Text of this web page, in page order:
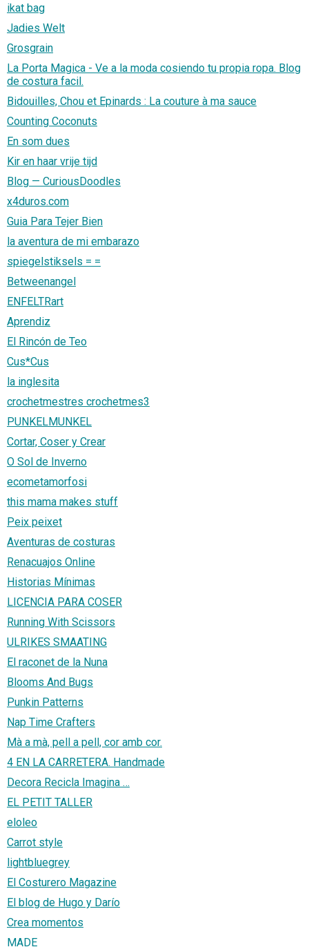
ikat bag
Jadies Welt
Grosgrain
La Porta Magica - Ve a la moda cosiendo tu propia ropa. Blog
de costura facil.
Bidouilles, Chou et Epinards : La couture à ma sauce
Counting Coconuts
En som dues
Kir en haar vrije tijd
Blog — CuriousDoodles
x4duros.com
Guia Para Tejer Bien
la aventura de mi embarazo
spiegelstiksels = =
Betweenangel
ENFELTRart
Aprendiz
El Rincón de Teo
Cus*Cus
la inglesita
crochetmestres crochetmes3
PUNKELMUNKEL
Cortar, Coser y Crear
O Sol de Inverno
ecometamorfosi
this mama makes stuff
Peix peixet
Aventuras de costuras
Renacuajos Online
Historias Mínimas
LICENCIA PARA COSER
Running With Scissors
ULRIKES SMAATING
El raconet de la Nuna
Blooms And Bugs
Punkin Patterns
Nap Time Crafters
Mà a mà, pell a pell, cor amb cor.
4 EN LA CARRETERA. Handmade
Decora Recicla Imagina …
EL PETIT TALLER
eloleo
Carrot style
lightbluegrey
El Costurero Magazine
El blog de Hugo y Darío
Crea momentos
MADE